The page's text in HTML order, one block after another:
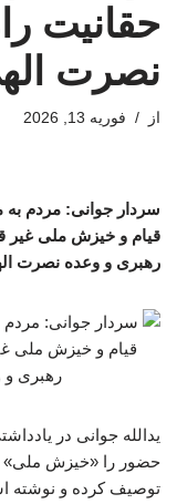
حقانیت
نصرت
از فوریه 13, 2026
قیام و خیزش ملی غیر
رهبری و وعده نصرت
حضور را «خیزش ملی»
توصیف کرده و نوشته